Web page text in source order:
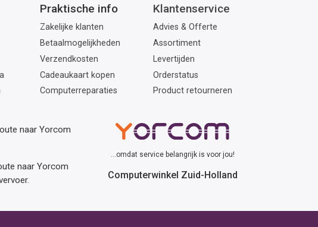
Praktische info
Zakelijke klanten
Betaalmogelijkheden
Verzendkosten
Cadeaukaart kopen
Computerreparaties
Klantenservice
Advies & Offerte
Assortiment
Levertijden
Orderstatus
Product retourneren
naar Yorcom
naar Yorcom
...omdat service belangrijk is voor jou!
Computerwinkel Zuid-Holland